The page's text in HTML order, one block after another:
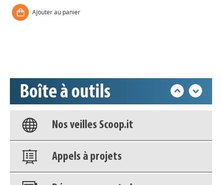
Ajouter au panier
Boîte à outils
Base documentaire
Nos veilles Scoop.it
Appels à projets